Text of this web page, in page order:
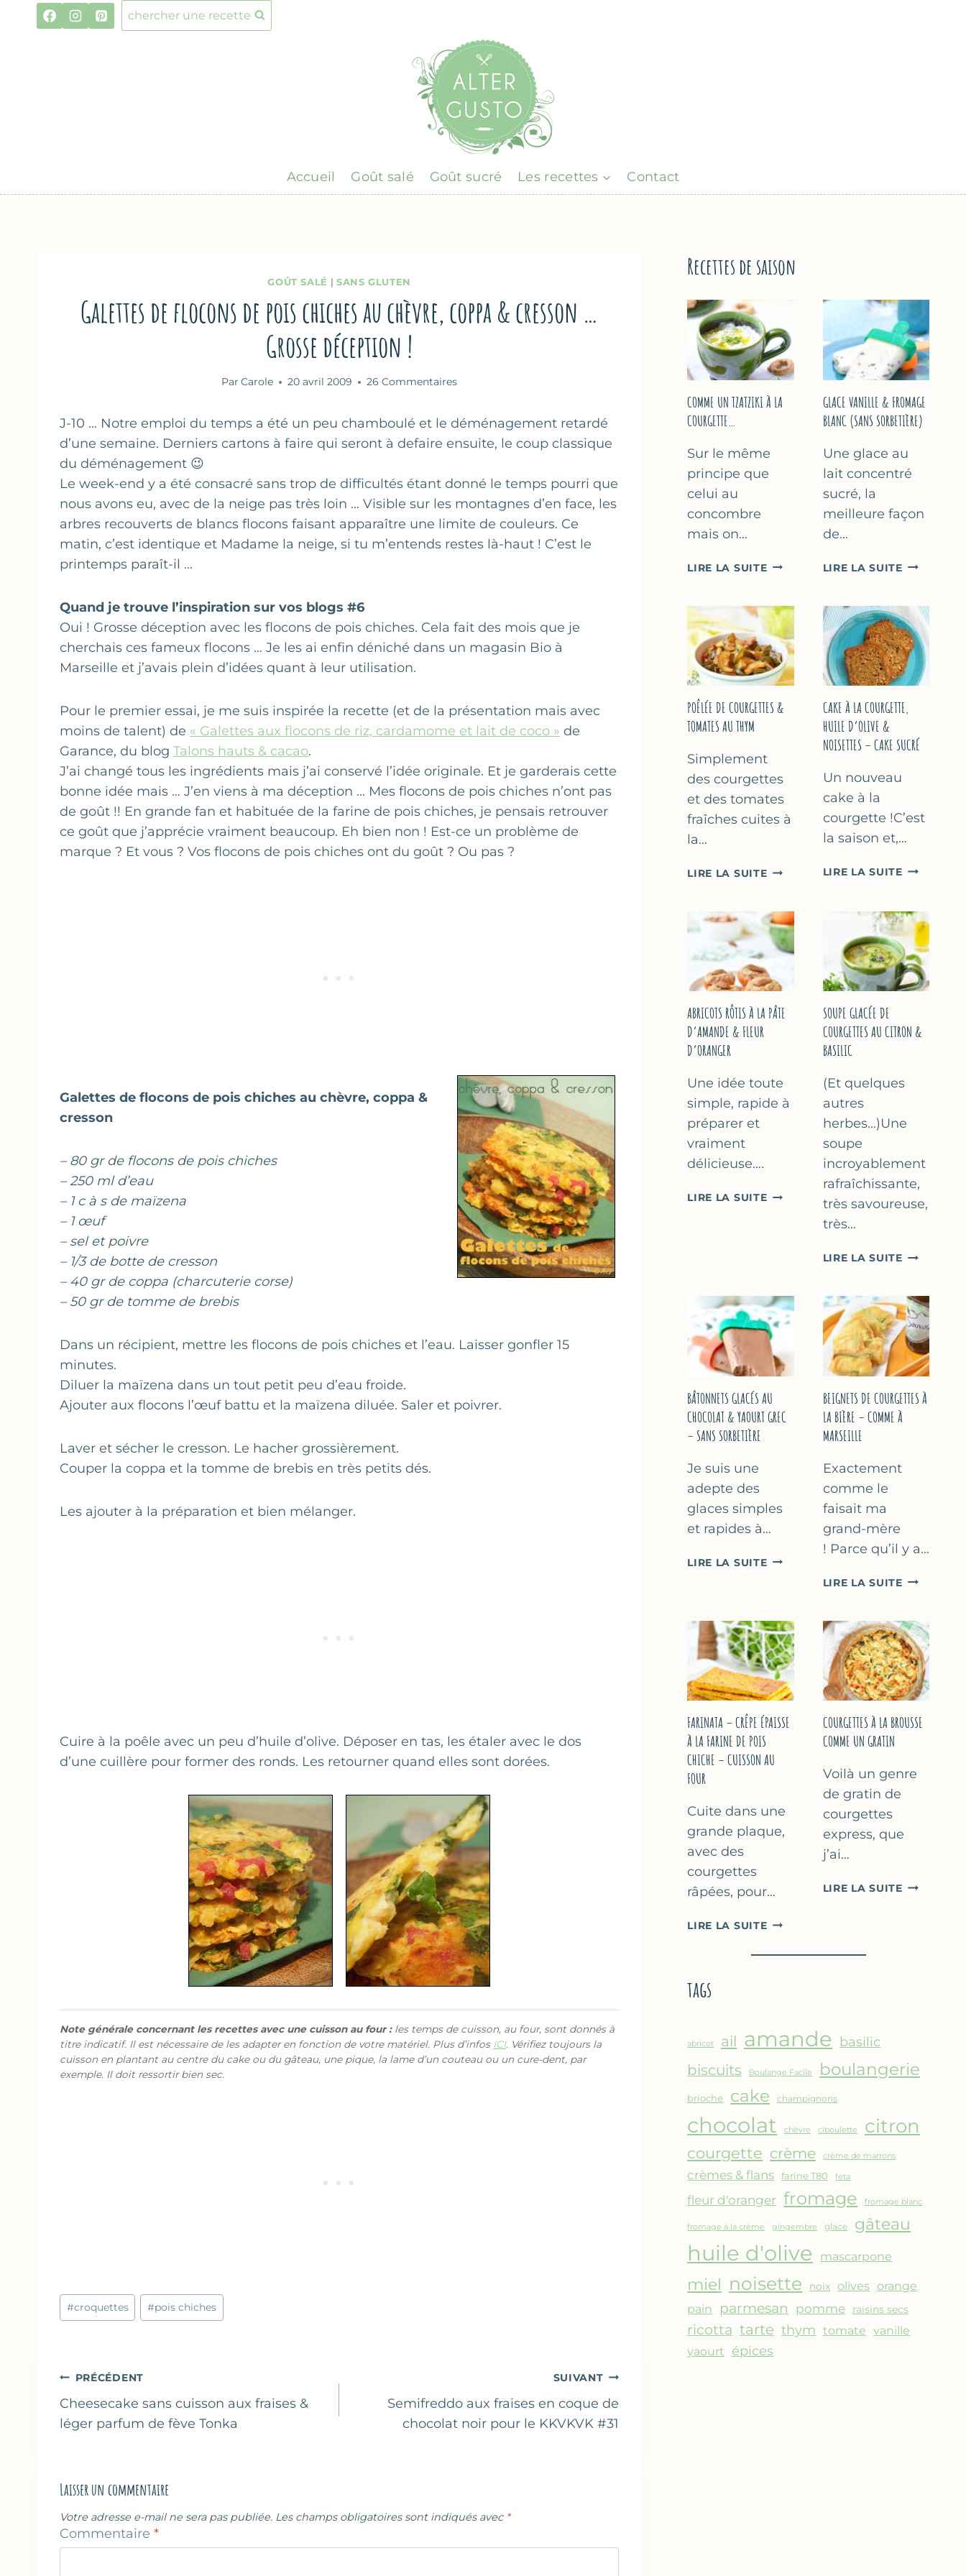
chercher une recette
Accueil Goût salé Goût sucré Les recettes Contact
GOÛT SALÉ | SANS GLUTEN
Galettes de flocons de pois chiches au chèvre, coppa & cresson …
Grosse déception !
Par Carole 20 avril 2009 26 Commentaires
J-10 … Notre emploi du temps a été un peu chamboulé et le déménagement retardé
d’une semaine. Derniers cartons à faire qui seront à defaire ensuite, le coup classique
du déménagement 😉
Le week-end y a été consacré sans trop de difficultés étant donné le temps pourri que
nous avons eu, avec de la neige pas très loin … Visible sur les montagnes d’en face, les
arbres recouverts de blancs flocons faisant apparaître une limite de couleurs. Ce
matin, c’est identique et Madame la neige, si tu m’entends restes là-haut ! C’est le
printemps paraît-il …
Quand je trouve l’inspiration sur vos blogs #6
Oui ! Grosse déception avec les flocons de pois chiches. Cela fait des mois que je
cherchais ces fameux flocons … Je les ai enfin déniché dans un magasin Bio à
Marseille et j’avais plein d’idées quant à leur utilisation.
Pour le premier essai, je me suis inspirée la recette (et de la présentation mais avec
moins de talent) de « Galettes aux flocons de riz, cardamome et lait de coco » de
Garance, du blog Talons hauts & cacao.
J’ai changé tous les ingrédients mais j’ai conservé l’idée originale. Et je garderais cette
bonne idée mais … J’en viens à ma déception … Mes flocons de pois chiches n’ont pas
de goût !! En grande fan et habituée de la farine de pois chiches, je pensais retrouver
ce goût que j’apprécie vraiment beaucoup. Eh bien non ! Est-ce un problème de
marque ? Et vous ? Vos flocons de pois chiches ont du goût ? Ou pas ?
Galettes de flocons de pois chiches au chèvre, coppa &
cresson
– 80 gr de flocons de pois chiches
– 250 ml d’eau
– 1 c à s de maïzena
– 1 œuf
– sel et poivre
– 1/3 de botte de cresson
– 40 gr de coppa (charcuterie corse)
– 50 gr de tomme de brebis
Dans un récipient, mettre les flocons de pois chiches et l’eau. Laisser gonfler 15
minutes.
Diluer la maïzena dans un tout petit peu d’eau froide.
Ajouter aux flocons l’œuf battu et la maïzena diluée. Saler et poivrer.
Laver et sécher le cresson. Le hacher grossièrement.
Couper la coppa et la tomme de brebis en très petits dés.
Les ajouter à la préparation et bien mélanger.
Cuire à la poêle avec un peu d’huile d’olive. Déposer en tas, les étaler avec le dos
d’une cuillère pour former des ronds. Les retourner quand elles sont dorées.
Note générale concernant les recettes avec une cuisson au four :les temps de cuisson, au four, sont donnés à
titre indicatif. Il est nécessaire de les adapter en fonction de votre matériel. Plus d’infos ICI. Vérifiez toujours la
cuisson en plantant au centre du cake ou du gâteau, une pique, la lame d’un couteau ou un cure-dent, par
exemple. Il doit ressortir bien sec.
Étiquettes
de
#croquettes #pois chiches
Navigation
de
l’article
PRÉCÉDENT
Cheesecake sans cuisson aux fraises &
léger parfum de fève Tonka
SUIVANT
Semifreddo aux fraises en coque de
chocolat noir pour le KKVKVK #31
Laisser un commentaire
Votre adresse e-mail ne sera pas publiée. Les champs obligatoires sont indiqués avec *
Commentaire *
Recettes de saison
COMME UN TZATZIKI À LA
COURGETTE…
Sur le même
principe que
celui au
concombre
mais on…
LIRE LA SUITECOMME
À
LA
COURGETTE…
GLACE VANILLE & FROMAGE
BLANC (SANS SORBETIÈRE)
Une glace au
lait concentré
sucré, la
meilleure façon
de…
LIRE LA SUITEGLACE
FROMAGE
BLANC
(SANS
POÊLÉE DE COURGETTES &
TOMATES AU THYM
Simplement
des courgettes
et des tomates
fraîches cuites à
la…
LIRE LA SUITEPOÊLÉE
&
TOMATES
AU
THYM
CAKE À LA COURGETTE,
HUILE D’OLIVE &
NOISETTES – CAKE SUCRÉ
Un nouveau
cake à la
courgette !C’est
la saison et,…
LIRE LA SUITECAKE
HUILE
D’OLIVE
&
NOISETTES
SUCRÉ
ABRICOTS RÔTIS À LA PÂTE
D’AMANDE & FLEUR
D’ORANGER
Une idée toute
simple, rapide à
préparer et
vraiment
délicieuse….
LIRE LA SUITEABRICOTS
&
FLEUR
D’ORANGER
SOUPE GLACÉE DE
COURGETTES AU CITRON &
BASILIC
(Et quelques
autres
herbes…)Une
soupe
incroyablement
rafraîchissante,
très savoureuse,
très…
LIRE LA SUITESOUPE
AU
CITRON
&
BASILIC
BÂTONNETS GLACÉS AU
CHOCOLAT & YAOURT GREC
– SANS SORBETIÈRE
Je suis une
adepte des
glaces simples
et rapides à…
LIRE LA SUITEBÂTONNETS
&
YAOURT
GREC
–
SANS
BEIGNETS DE COURGETTES À
LA BIÈRE – COMME À
MARSEILLE
Exactement
comme le
faisait ma
grand-mère
! Parce qu’il y a…
LIRE LA SUITEBEIGNETS
À
LA
BIÈRE
–
COMME
MARSEILLE
FARINATA – CRÊPE ÉPAISSE
À LA FARINE DE POIS
CHICHE – CUISSON AU
FOUR
Cuite dans une
grande plaque,
avec des
courgettes
râpées, pour…
LIRE LA SUITEFARINATA
CRÊPE
DE
CHICHE
CUISSON
AU
FOUR
COURGETTES À LA BROUSSE
COMME UN GRATIN
Voilà un genre
de gratin de
courgettes
express, que
j’ai…
LIRE LA SUITE
tags
abricot ail amande basilic
biscuits Boulange Facile boulangerie
brioche cake champignons
chocolat chèvre ciboulette citron
courgette crème crème de marrons
crèmes & flans farine T80 feta
fleur d'oranger fromage fromage blanc
fromage à la crème gingembre glace gâteau
huile d'olive mascarpone
miel noisette noix olives orange
pain
parmesan pomme raisins secs
ricotta tarte thym tomate vanille
yaourt épices